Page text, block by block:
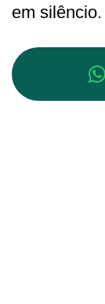
em silêncio.